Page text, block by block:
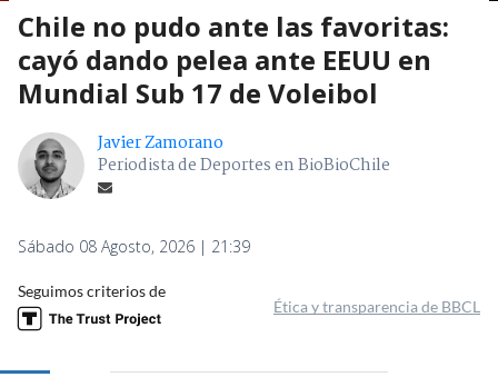
Chile no pudo ante las favoritas:
cayó dando pelea ante EEUU en
Mundial Sub 17 de Voleibol
Javier Zamorano
Periodista de Deportes en BioBioChile
Sábado 08 Agosto, 2026 | 21:39
Seguimos criterios de
Ética y transparencia de BBCL